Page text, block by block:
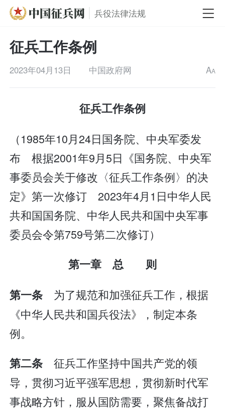
兵役法律法规
征兵工作条例
2023年04月13日 中国政府网 AA
征兵工作条例
（1985年10月24日国务院、中央军委发
布 根据2001年9月5日《国务院、中央军
事委员会关于修改〈征兵工作条例〉的决
定》第一次修订 2023年4月1日中华人民
共和国国务院、中华人民共和国中央军事
委员会令第759号第二次修订）
第一章 总 则
第一条 为了规范和加强征兵工作，根据
《中华人民共和国兵役法》，制定本条
例。
第二条 征兵工作坚持中国共产党的领
导，贯彻习近平强军思想，贯彻新时代军
事战略方针，服从国防需要，聚焦备战打